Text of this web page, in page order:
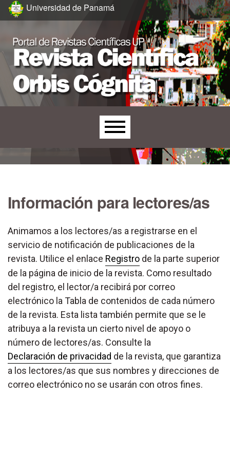
Ir al menú de navegación principal
Ir al contenido principal
Ir al pie de página del sitio
Universidad de Panamá
Menú principal
Información para lectores/as
Animamos a los lectores/as a registrarse en el
servicio de notificación de publicaciones de la
revista. Utilice el enlace Registro de la parte superior
de la página de inicio de la revista. Como resultado
del registro, el lector/a recibirá por correo
electrónico la Tabla de contenidos de cada número
de la revista. Esta lista también permite que se le
atribuya a la revista un cierto nivel de apoyo o
número de lectores/as. Consulte la
Declaración de privacidad de la revista, que garantiza
a los lectores/as que sus nombres y direcciones de
correo electrónico no se usarán con otros fines.